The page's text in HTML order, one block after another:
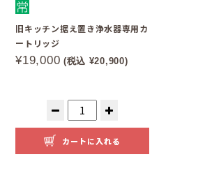
旧キッチン据え置き浄水器専用カ
ートリッジ
¥19,000 (税込 ¥20,900)
カートに入れる